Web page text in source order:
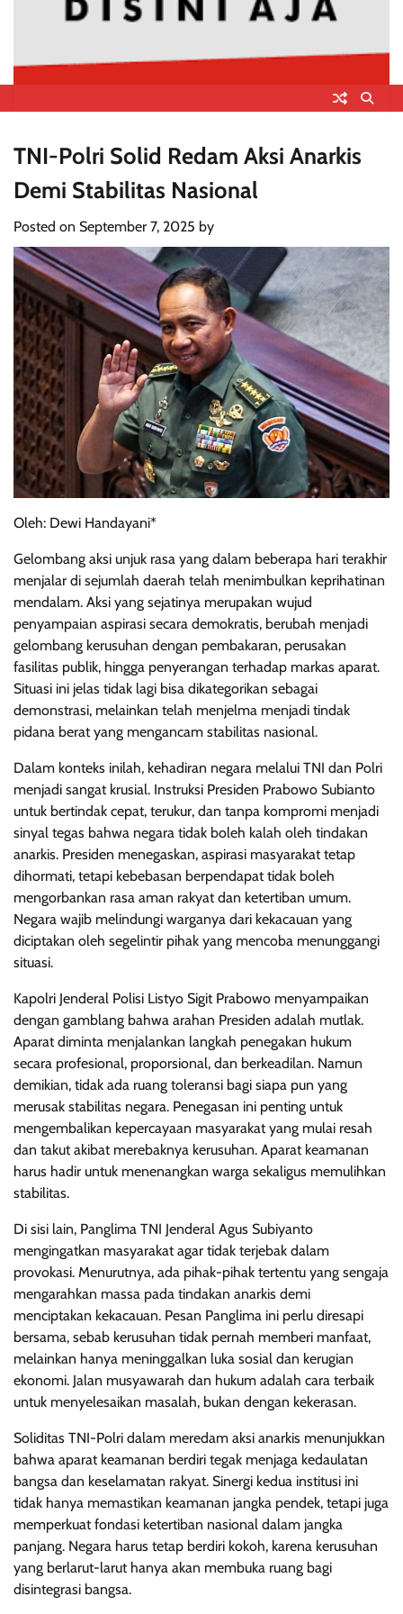
TNI-Polri Solid Redam Aksi Anarkis
Demi Stabilitas Nasional
Posted on September 7, 2025 by
Oleh: Dewi Handayani*
Gelombang aksi unjuk rasa yang dalam beberapa hari terakhir
menjalar di sejumlah daerah telah menimbulkan keprihatinan
mendalam. Aksi yang sejatinya merupakan wujud
penyampaian aspirasi secara demokratis, berubah menjadi
gelombang kerusuhan dengan pembakaran, perusakan
fasilitas publik, hingga penyerangan terhadap markas aparat.
Situasi ini jelas tidak lagi bisa dikategorikan sebagai
demonstrasi, melainkan telah menjelma menjadi tindak
pidana berat yang mengancam stabilitas nasional.
Dalam konteks inilah, kehadiran negara melalui TNI dan Polri
menjadi sangat krusial. Instruksi Presiden Prabowo Subianto
untuk bertindak cepat, terukur, dan tanpa kompromi menjadi
sinyal tegas bahwa negara tidak boleh kalah oleh tindakan
anarkis. Presiden menegaskan, aspirasi masyarakat tetap
dihormati, tetapi kebebasan berpendapat tidak boleh
mengorbankan rasa aman rakyat dan ketertiban umum.
Negara wajib melindungi warganya dari kekacauan yang
diciptakan oleh segelintir pihak yang mencoba menunggangi
situasi.
Kapolri Jenderal Polisi Listyo Sigit Prabowo menyampaikan
dengan gamblang bahwa arahan Presiden adalah mutlak.
Aparat diminta menjalankan langkah penegakan hukum
secara profesional, proporsional, dan berkeadilan. Namun
demikian, tidak ada ruang toleransi bagi siapa pun yang
merusak stabilitas negara. Penegasan ini penting untuk
mengembalikan kepercayaan masyarakat yang mulai resah
dan takut akibat merebaknya kerusuhan. Aparat keamanan
harus hadir untuk menenangkan warga sekaligus memulihkan
stabilitas.
Di sisi lain, Panglima TNI Jenderal Agus Subiyanto
mengingatkan masyarakat agar tidak terjebak dalam
provokasi. Menurutnya, ada pihak-pihak tertentu yang sengaja
mengarahkan massa pada tindakan anarkis demi
menciptakan kekacauan. Pesan Panglima ini perlu diresapi
bersama, sebab kerusuhan tidak pernah memberi manfaat,
melainkan hanya meninggalkan luka sosial dan kerugian
ekonomi. Jalan musyawarah dan hukum adalah cara terbaik
untuk menyelesaikan masalah, bukan dengan kekerasan.
Soliditas TNI-Polri dalam meredam aksi anarkis menunjukkan
bahwa aparat keamanan berdiri tegak menjaga kedaulatan
bangsa dan keselamatan rakyat. Sinergi kedua institusi ini
tidak hanya memastikan keamanan jangka pendek, tetapi juga
memperkuat fondasi ketertiban nasional dalam jangka
panjang. Negara harus tetap berdiri kokoh, karena kerusuhan
yang berlarut-larut hanya akan membuka ruang bagi
disintegrasi bangsa.